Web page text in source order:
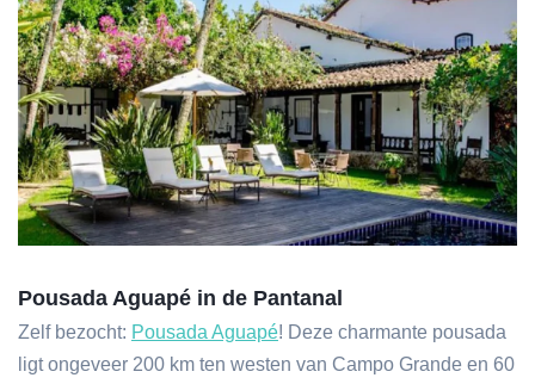
Pousada Aguapé in de Pantanal
Zelf bezocht: Pousada Aguapé! Deze charmante pousada
ligt ongeveer 200 km ten westen van Campo Grande en 60